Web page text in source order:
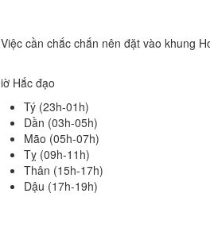
cần chắc chắn nên đặt vào khung
Hắc đạo
Tý (23h-01h)
Dần (03h-05h)
Mão (05h-07h)
Tỵ (09h-11h)
Thân (15h-17h)
Dậu (17h-19h)